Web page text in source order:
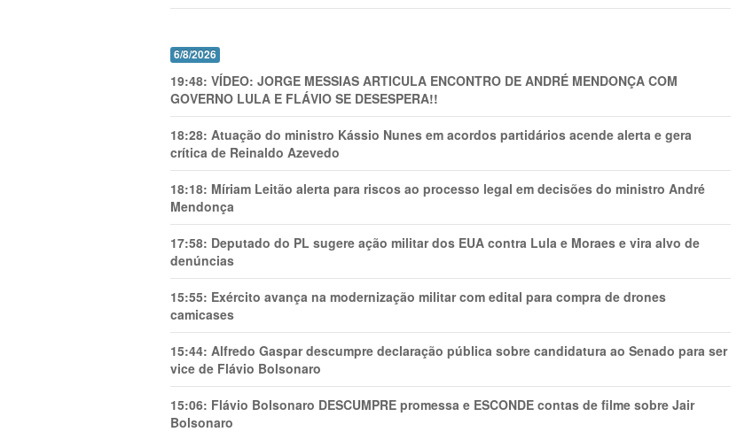
6/8/2026
19:48: VÍDEO: JORGE MESSIAS ARTICULA ENCONTRO DE ANDRÉ MENDONÇA COM
GOVERNO LULA E FLÁVIO SE DESESPERA!!
18:28: Atuação do ministro Kássio Nunes em acordos partidários acende alerta e gera
crítica de Reinaldo Azevedo
18:18: Míriam Leitão alerta para riscos ao processo legal em decisões do ministro André
Mendonça
17:58: Deputado do PL sugere ação militar dos EUA contra Lula e Moraes e vira alvo de
denúncias
15:55: Exército avança na modernização militar com edital para compra de drones
camicases
15:44: Alfredo Gaspar descumpre declaração pública sobre candidatura ao Senado para ser
vice de Flávio Bolsonaro
15:06: Flávio Bolsonaro DESCUMPRE promessa e ESCONDE contas de filme sobre Jair
Bolsonaro